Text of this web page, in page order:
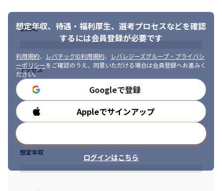
想定年収、待遇・福利厚生、 選考プロセスなどを確認
するには会員登録が必要です
利用規約、 レバテックID利用規約、
レバレジーズグループ・プライバシ
ーポリシーをご確認のうえ、同意いただける場合は会員登録へお進みく
ださい。
Googleで登録
Appleでサインアップ
ログインはこちら
勤務地
アクセス
勤務時間
想定年収